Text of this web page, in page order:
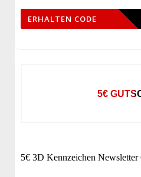
ERHALTEN CODE
5€
5€ 3D Kennzeichen